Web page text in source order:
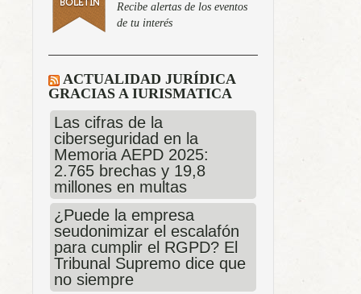
Recibe alertas de los eventos
de tu interés
ACTUALIDAD JURÍDICA
GRACIAS A IURISMATICA
Las cifras de la
ciberseguridad en la
Memoria AEPD 2025:
2.765 brechas y 19,8
millones en multas
¿Puede la empresa
seudonimizar el escalafón
para cumplir el RGPD? El
Tribunal Supremo dice que
no siempre